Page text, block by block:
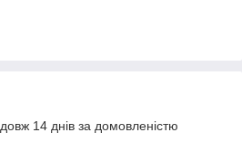
14 днів за домовленістю